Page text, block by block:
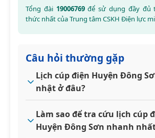
Tổng đài 19006769để sử dụng đầy đủ
thức nhất của Trung tâm CSKH Điện lực
Câu hỏi thường gặp
Lịch cúp điện Huyện Đông
nhật ở đâu?
Làm sao để tra cứu lịch cúp
Huyện Đông Sơn nhanh